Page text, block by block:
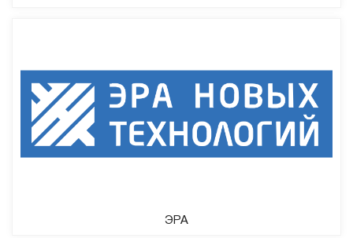
ЭРА